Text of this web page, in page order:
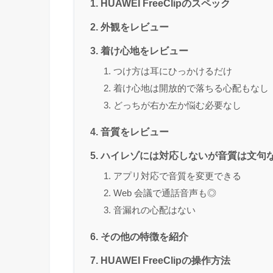
HUAWEI FreeClipのスペック
外観をレビュー
着け心地をレビュー
つけ方は耳にひっかけるだけ
着け心地は開放的で落ちる心配もなし
どっちが右か左か悩む必要なし
音質をレビュー
ハイレゾには対応しないが音質は文句
アプリ対応で音質を変更できる
Web 会議で通話音声も◎
音漏れの心配はない
その他の特徴を紹介
HUAWEI FreeClipの操作方法